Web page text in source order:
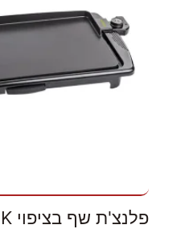
פלנצ'ת שף בציפוי NON STICK